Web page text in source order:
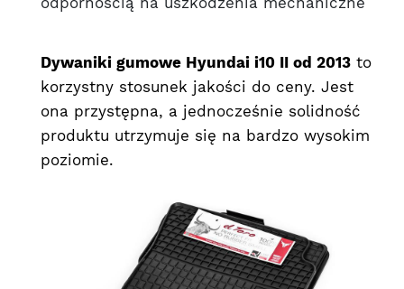
Dywaniki gumowe Hyundai i10 II od 2013 to
korzystny stosunek jakości do ceny. Jest
ona przystępna, a jednocześnie solidność
produktu utrzymuje się na bardzo wysokim
poziomie.